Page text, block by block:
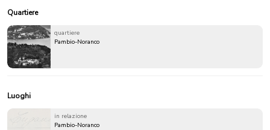
Quartiere
quartiere
Pambio-Noranco
Luoghi
in relazione
Pambio-Noranco